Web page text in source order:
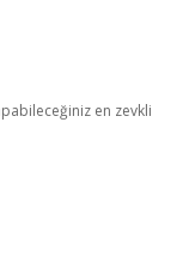
en zevkli